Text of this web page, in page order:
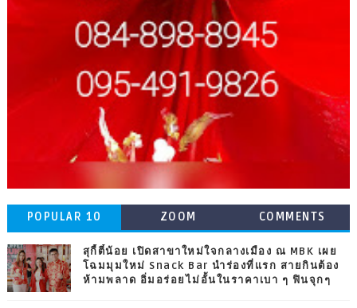
POPULAR 10 ZOOM COMMENTS
สุกี้ตี๋น้อย เปิดสาขาใหม่ใจกลางเมือง ณ MBK เผย
โฉมมุมใหม่ Snack Bar นำร่องที่แรก สายกินต้อง
ห้ามพลาด อิ่มอร่อยไม่อั้นในราคาเบา ๆ ฟินจุกๆ